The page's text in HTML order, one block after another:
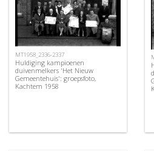
MT1958_2336-2337
Huldiging kampioenen
duivenmelkers 'Het Nieuw
Gemeentehuis': groepsfoto,
Kachtem 1958